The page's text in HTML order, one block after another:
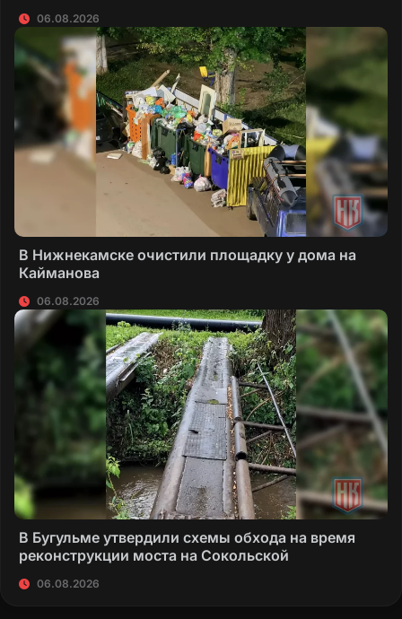
06.08.2026
В Нижнекамске очистили площадку у дома на
Кайманова
06.08.2026
В Бугульме утвердили схемы обхода на время
реконструкции моста на Сокольской
06.08.2026